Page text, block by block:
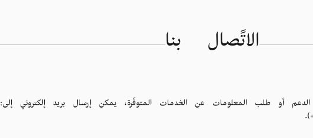
الاتًصال بنا
أو طلب المعلومات عن الخدمات المتوفّرة، يمكن إرسال بريد إلكتروني إلى: